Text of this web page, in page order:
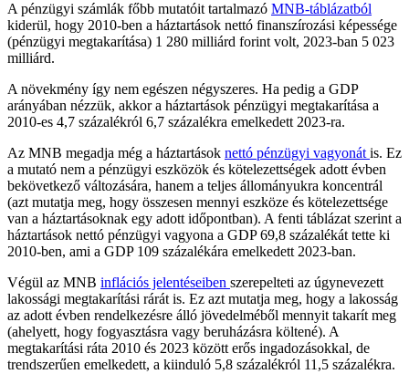
A pénzügyi számlák főbb mutatóit tartalmazó MNB-táblázatból
kiderül, hogy 2010-ben a háztartások nettó finanszírozási képessége
(pénzügyi megtakarítása) 1 280 milliárd forint volt, 2023-ban 5 023
milliárd.
A növekmény így nem egészen négyszeres. Ha pedig a GDP
arányában nézzük, akkor a háztartások pénzügyi megtakarítása a
2010-es 4,7 százalékról 6,7 százalékra emelkedett 2023-ra.
Az MNB megadja még a háztartások nettó pénzügyi vagyonát is. Ez
a mutató nem a pénzügyi eszközök és kötelezettségek adott évben
bekövetkező változására, hanem a teljes állományukra koncentrál
(azt mutatja meg, hogy összesen mennyi eszköze és kötelezettsége
van a háztartásoknak egy adott időpontban). A fenti táblázat szerint a
háztartások nettó pénzügyi vagyona a GDP 69,8 százalékát tette ki
2010-ben, ami a GDP 109 százalékára emelkedett 2023-ban.
Végül az MNB inflációs jelentéseiben szerepelteti az úgynevezett
lakossági megtakarítási rárát is. Ez azt mutatja meg, hogy a lakosság
az adott évben rendelkezésre álló jövedelméből mennyit takarít meg
(ahelyett, hogy fogyasztásra vagy beruházásra költené). A
megtakarítási ráta 2010 és 2023 között erős ingadozásokkal, de
trendszerűen emelkedett, a kiinduló 5,8 százalékról 11,5 százalékra.